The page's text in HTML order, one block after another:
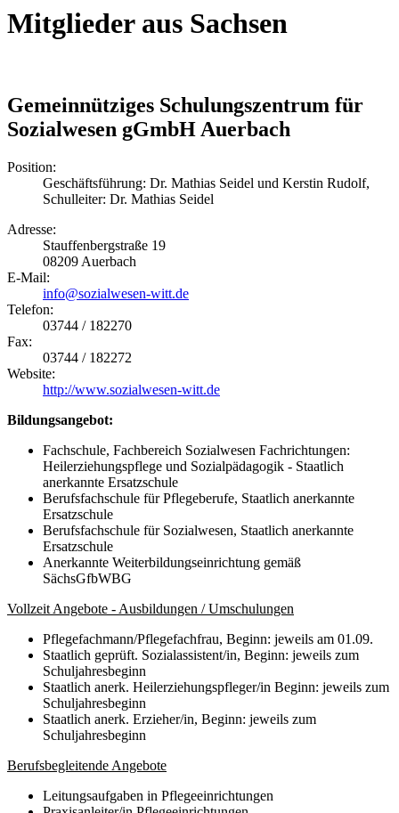
Mitglieder aus Sachsen
Gemeinnütziges Schulungszentrum für
Sozialwesen gGmbH Auerbach
Position:
Geschäftsführung: Dr. Mathias Seidel und Kerstin Rudolf,
Schulleiter: Dr. Mathias Seidel
Adresse:
Stauffenbergstraße 19
08209 Auerbach
E-Mail:
info@sozialwesen-witt.de
Telefon:
03744 / 182270
Fax:
03744 / 182272
Website:
http://www.sozialwesen-witt.de
Bildungsangebot:
Fachschule, Fachbereich Sozialwesen Fachrichtungen:
Heilerziehungspflege und Sozialpädagogik - Staatlich
anerkannte Ersatzschule
Berufsfachschule für Pflegeberufe, Staatlich anerkannte
Ersatzschule
Berufsfachschule für Sozialwesen, Staatlich anerkannte
Ersatzschule
Anerkannte Weiterbildungseinrichtung gemäß
SächsGfbWBG
Vollzeit Angebote - Ausbildungen / Umschulungen
Pflegefachmann/Pflegefachfrau, Beginn: jeweils am 01.09.
Staatlich geprüft. Sozialassistent/in, Beginn: jeweils zum
Schuljahresbeginn
Staatlich anerk. Heilerziehungspfleger/in Beginn: jeweils zum
Schuljahresbeginn
Staatlich anerk. Erzieher/in, Beginn: jeweils zum
Schuljahresbeginn
Berufsbegleitende Angebote
Leitungsaufgaben in Pflegeeinrichtungen